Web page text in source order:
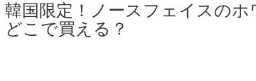
韓国限定！ノースフェイスのホ
どこで買える？